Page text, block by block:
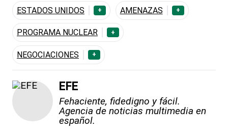
ESTADOS UNIDOS + AMENAZAS +
PROGRAMA NUCLEAR +
NEGOCIACIONES +
EFE
Fehaciente, fidedigno y fácil.
Agencia de noticias multimedia en
español.